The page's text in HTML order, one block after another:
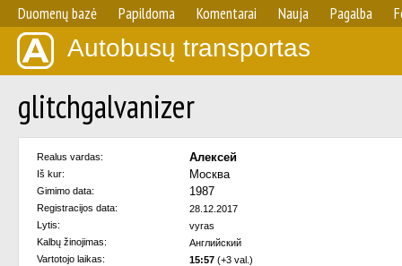
Duomenų bazė Papildoma Komentarai Nauja Pagalba
Autobusų transportas
glitchgalvanizer
Realus vardas: Алексей
Iš kur: Москва
Gimimo data: 1987
Registracijos data:
28.12.2017
Lytis:
vyras
Kalbų žinojimas:
Английский
Vartotojo laikas:
15:57 (+3 val.)